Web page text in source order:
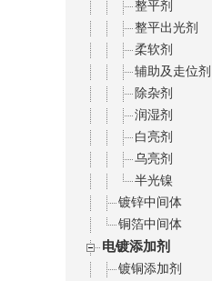
整平剂
整平出光剂
柔软剂
辅助及走位剂
除杂剂
润湿剂
白亮剂
乌亮剂
半光镍
镀锌中间体
铜箔中间体
电镀添加剂
镀铜添加剂